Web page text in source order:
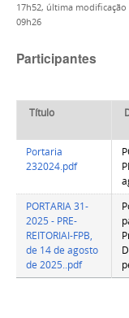
17h52, última modificação
09h26
Participantes
Título
Portaria
232024.pdf
PORTARIA 31-
2025 - PRE-
REITORIAI-FPB,
de 14 de agosto
de 2025..pdf